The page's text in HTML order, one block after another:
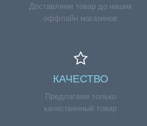
Доставляем товар до наших
оффлайн магазинов
КАЧЕСТВО
Предлагаем только
качественный товар